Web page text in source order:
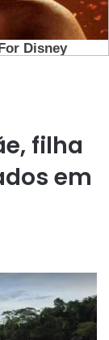
filha
em